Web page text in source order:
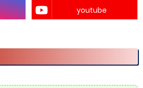
youtube